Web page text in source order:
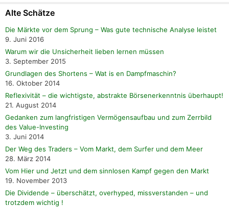
Alte Schätze
Die Märkte vor dem Sprung – Was gute technische Analyse leistet
9. Juni 2016
Warum wir die Unsicherheit lieben lernen müssen
3. September 2015
Grundlagen des Shortens – Wat is en Dampfmaschin?
16. Oktober 2014
Reflexivität – die wichtigste, abstrakte Börsenerkenntnis überhaupt!
21. August 2014
Gedanken zum langfristigen Vermögensaufbau und zum Zerrbild
des Value-Investing
3. Juni 2014
Der Weg des Traders – Vom Markt, dem Surfer und dem Meer
28. März 2014
Vom Hier und Jetzt und dem sinnlosen Kampf gegen den Markt
19. November 2013
Die Dividende – überschätzt, overhyped, missverstanden – und
trotzdem wichtig !